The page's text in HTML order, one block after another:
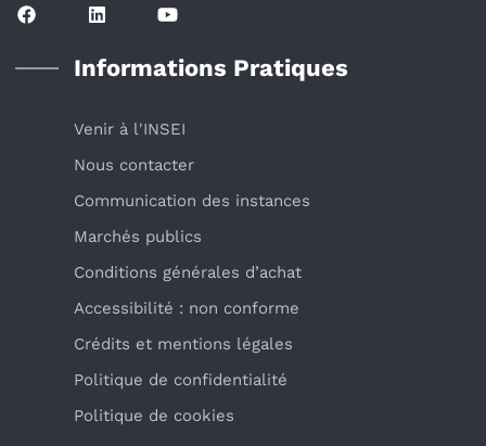
Informations Pratiques
Venir à l'INSEI
Nous contacter
Communication des instances
Marchés publics
Conditions générales d’achat
Accessibilité : non conforme
Crédits et mentions légales
Politique de confidentialité
Politique de cookies